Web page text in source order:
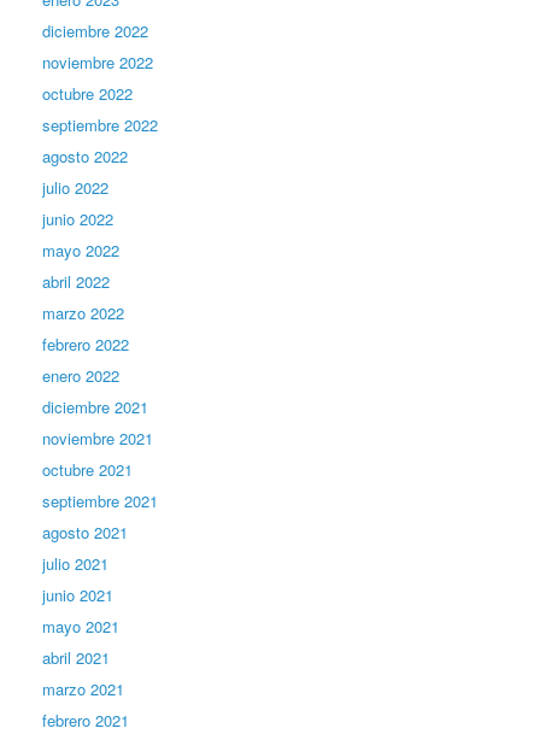
diciembre 2022
noviembre 2022
octubre 2022
septiembre 2022
agosto 2022
julio 2022
junio 2022
mayo 2022
abril 2022
marzo 2022
febrero 2022
enero 2022
diciembre 2021
noviembre 2021
octubre 2021
septiembre 2021
agosto 2021
julio 2021
junio 2021
mayo 2021
abril 2021
marzo 2021
febrero 2021